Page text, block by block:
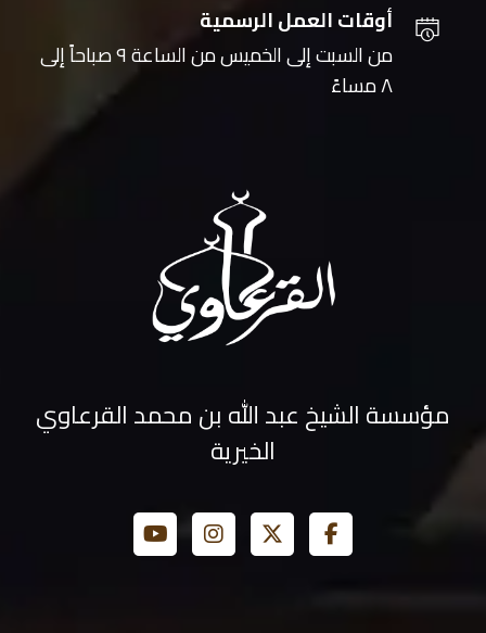
أوقات العمل الرسمية
من السبت إلى الخميس من الساعة ٩ صباحاً إلى
٨ مساءً
مؤسسة الشيخ عبد الله بن محمد القرعاوي
الخيرية